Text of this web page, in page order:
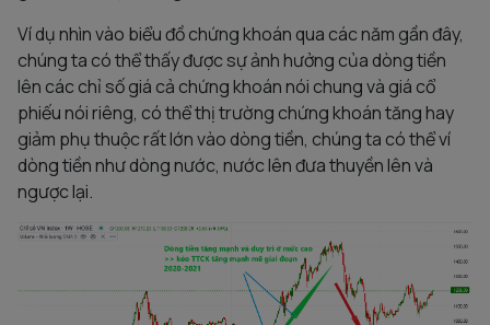
Ví dụ nhìn vào biểu đồ chứng khoán qua các năm gần đây,
chúng ta có thể thấy được sự ảnh hưởng của dòng tiền
lên các chỉ số giá cả chứng khoán nói chung và giá cổ
phiếu nói riêng, có thể thị trường chứng khoán tăng hay
giảm phụ thuộc rất lớn vào dòng tiền, chúng ta có thể ví
dòng tiền như dòng nước, nước lên đưa thuyền lên và
ngược lại.